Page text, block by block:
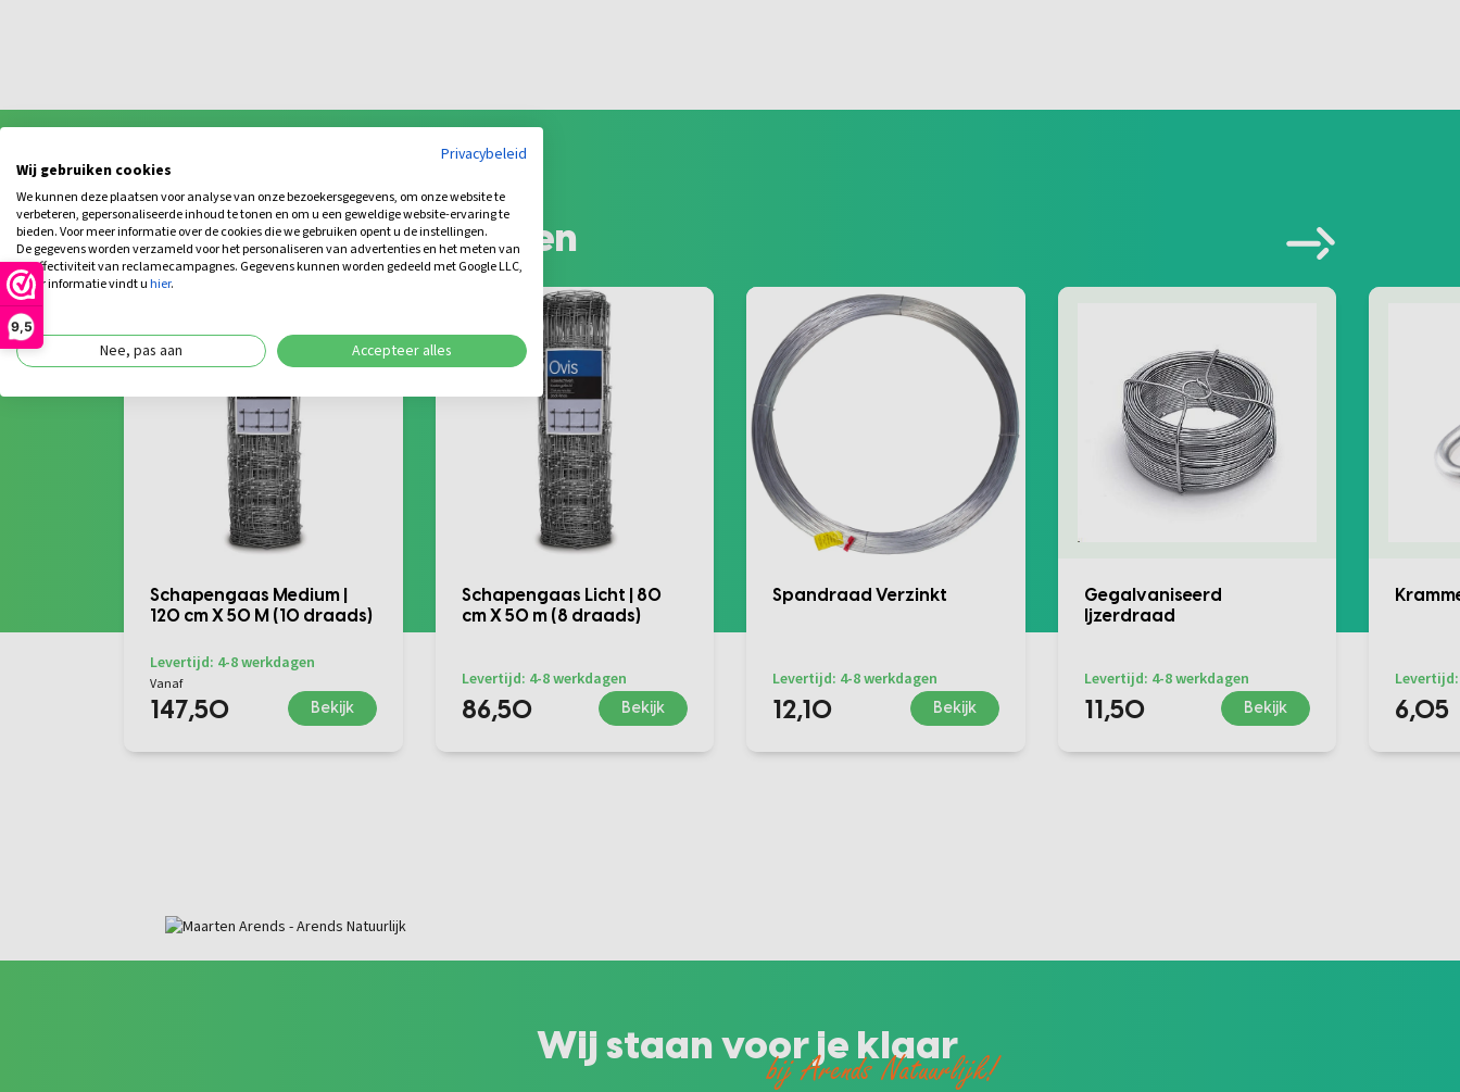
9,5
Bijbehorende producten
Schapengaas Medium |
120 cm X 50 M (10 draads)
Levertijd: 4-8 werkdagen
Vanaf
147,50 Bekijk
Schapengaas Licht | 80
cm X 50 m (8 draads)
Levertijd: 4-8 werkdagen
86,50 Bekijk
Spandraad Verzinkt
Levertijd: 4-8 werkdagen
12,10 Bekijk
Gegalvaniseerd
Ijzerdraad
Levertijd: 4-8 werkdagen
11,50 Bekijk 6,05
Wij staan voor je klaar
bij Arends Natuurlijk!
Privacybeleid
Wij gebruiken cookies
We kunnen deze plaatsen voor analyse van onze bezoekersgegevens, om onze website te
verbeteren, gepersonaliseerde inhoud te tonen en om u een geweldige website-ervaring te
bieden. Voor meer informatie over de cookies die we gebruiken opent u de instellingen.
De gegevens worden verzameld voor het personaliseren van advertenties en het meten van
de effectiviteit van reclamecampagnes. Gegevens kunnen worden gedeeld met Google LLC,
meer informatie vindt uhier.
Nee, pas aan Accepteer alles